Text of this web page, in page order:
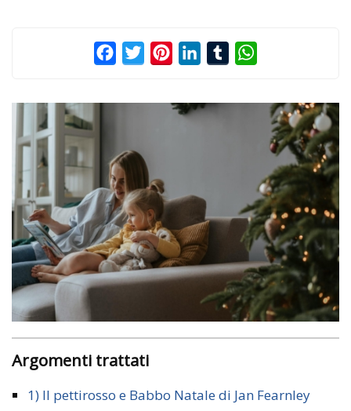
FacebookTwitterPinterestLinkedInTumblr
Argomenti trattati
1) Il pettirosso e Babbo Natale di Jan Fearnley